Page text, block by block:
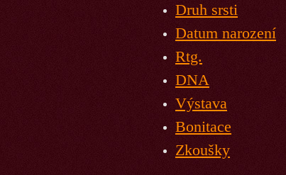
Druh srsti
Datum narození
Rtg.
DNA
Výstava
Bonitace
Zkoušky